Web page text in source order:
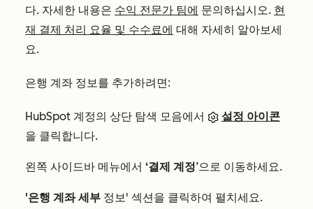
다. 자세한 내용은 수익 전문가 팀에 문의하십시오. 현
재 결제 처리 요율 및 수수료에 대해 자세히 알아보세
요.
은행 계좌 정보를 추가하려면:
HubSpot 계정의 상단 탐색 모음에서
설정 아이콘
을 클릭합니다.
왼쪽 사이드바 메뉴에서 ‘결제 계정’으로 이동하세요.
'은행 계좌 세부 정보' 섹션을 클릭하여 펼치세요.